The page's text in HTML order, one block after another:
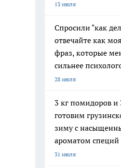
13 июля
Спросили "как
отвечайте как
фраз, которые
сильнее
28 июля
3 кг помидоров и
готовим
зиму с
ароматом специй
31 июля